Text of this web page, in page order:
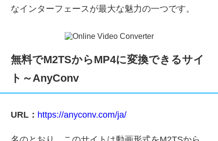
なインターフェースが最大な魅力の一つです。
無料でM2TSからMP4に変換できるサイ
ト～AnyConv
URL： https://anyconv.com/ja/